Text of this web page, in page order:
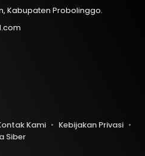
Kabupaten Probolinggo.
Kami
Kebijakan Privasi
Siber